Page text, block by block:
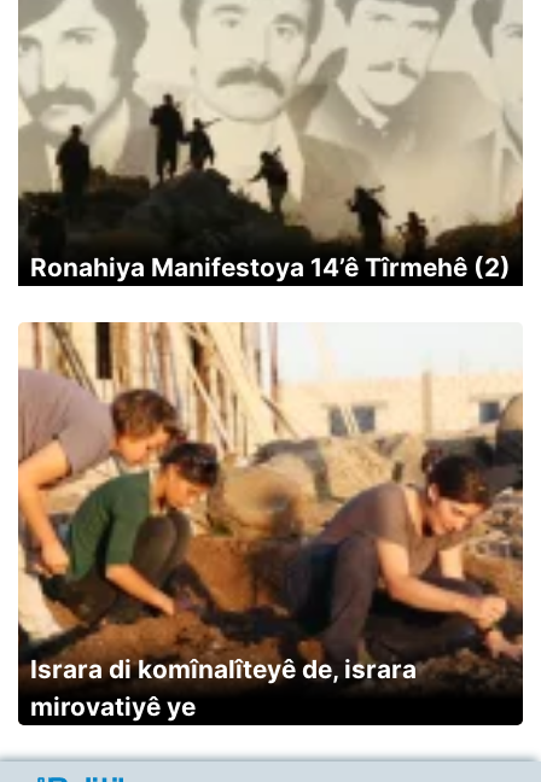
Ronahiya Manifestoya 14’ê Tîrmehê (2)
Israra di komînalîteyê de, israra
mirovatiyê ye